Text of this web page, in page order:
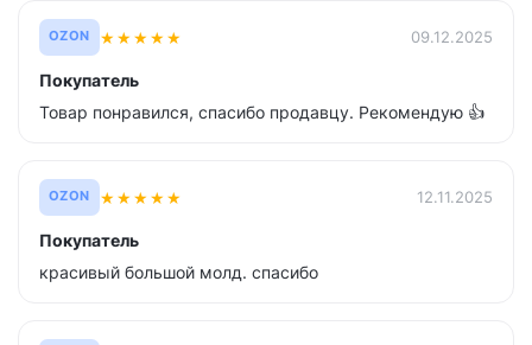
OZON ★★★★★ 09.12.2025
Покупатель
Товар понравился, спасибо продавцу. Рекомендую 👍
OZON ★★★★★ 12.11.2025
Покупатель
красивый большой молд. спасибо